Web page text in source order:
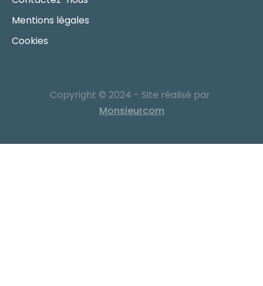
Mentions légales
Cookies
Copyright © 2024 - Site réalisé par
Monsieurcom